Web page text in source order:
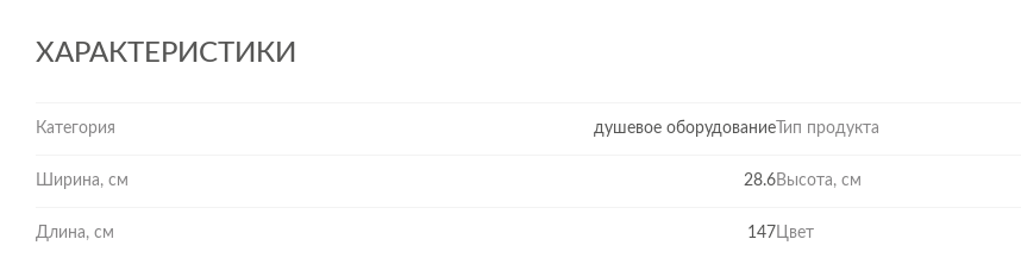
ХАРАКТЕРИСТИКИ
Категория душевое оборудование Тип продукта
Ширина, см 28.6Высота, см
Длина, см 147 Цвет